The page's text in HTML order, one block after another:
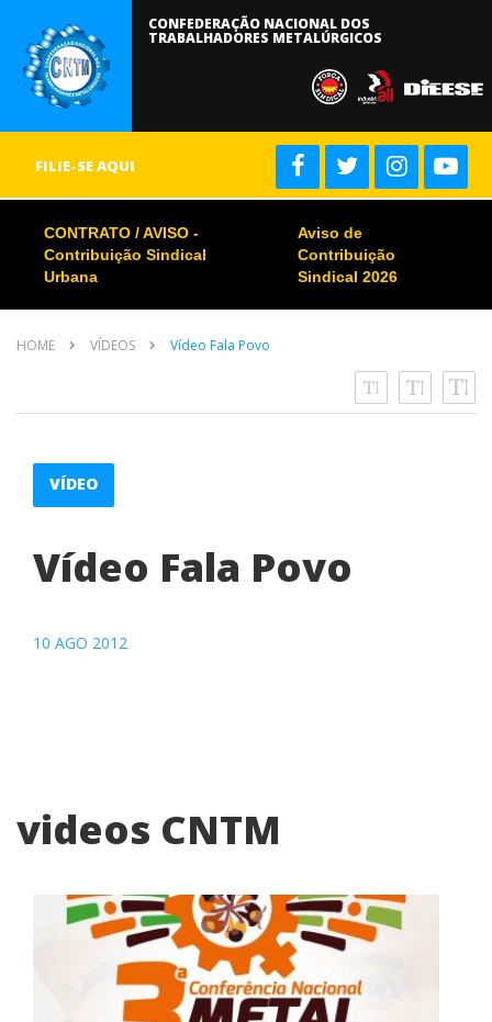
CONFEDERAÇÃO NACIONAL DOS
TRABALHADORES METALÚRGICOS
FILIE-SE AQUI
CONTRATO / AVISO -
Contribuição Sindical
Urbana
Aviso de
Contribuição
Sindical 2026
HOME VÍDEOS Vídeo Fala Povo
VÍDEO
Vídeo Fala Povo
10 AGO 2012
videos CNTM